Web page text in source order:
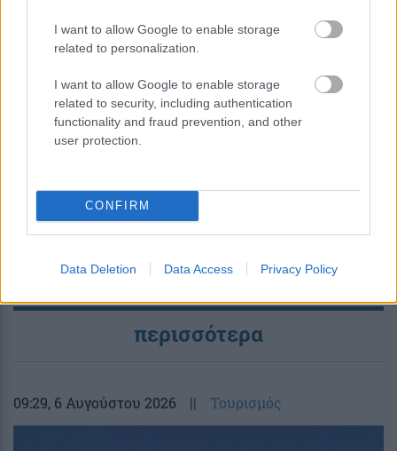
I want to allow Google to enable storage
related to personalization.
I want to allow Google to enable storage
related to security, including authentication
functionality and fraud prevention, and other
user protection.
CONFIRM
Data Deletion Data Access Privacy Policy
Νέος σχεδιασμός καταλύτη βελτιώνει
την παραγωγή αμμωνίας
καταστέλλοντας ανεπιθύμητες
περισσότερα
09:29, 6 Αυγούστου 2026 || Τουρισμός